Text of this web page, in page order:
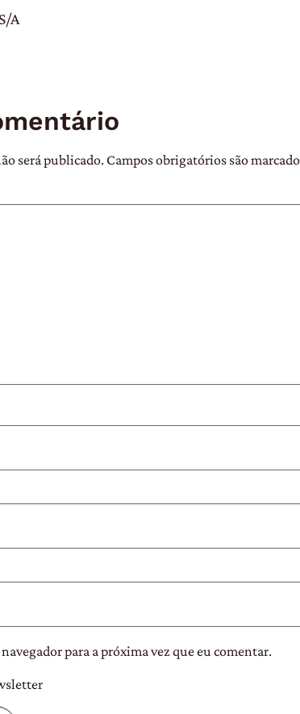
A
será publicado. Campos obrigatórios são
para a próxima vez que eu comentar.